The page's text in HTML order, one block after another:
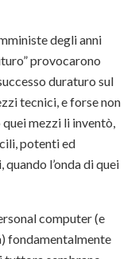
degli anni
provocarono
duraturo sul
tecnici, e forse non
mezzi li inventò,
potenti ed
l’onda di quei
computer (e
fondamentalmente